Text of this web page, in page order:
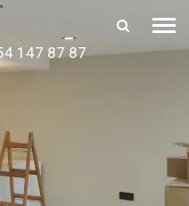
147 87 87